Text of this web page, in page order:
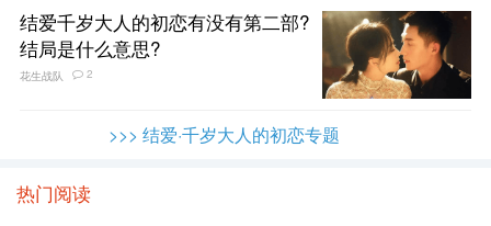
结爱千岁大人的初恋有没有第二部?
结局是什么意思?
花生战队 2
>>> 结爱·千岁大人的初恋专题
热门阅读